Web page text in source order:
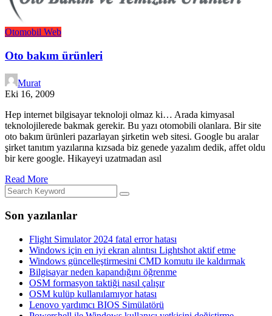
Otomobil Web
Oto bakım ürünleri
Murat
Eki 16, 2009
Hep internet bilgisayar teknoloji olmaz ki… Arada kimyasal
teknolojilerede bakmak gerekir. Bu yazı otomobili olanlara. Bir site
oto bakım ürünleri pazarlayan şirketin web sitesi. Google bu aralar
şirket tanıtım yazılarına kızsada biz genede yazalım dedik, affet oldu
bir kere google. Hikayeyi uzatmadan asıl
Read More
Son yazılanlar
Flight Simulator 2024 fatal error hatası
Windows için en iyi ekran alıntısı Lightshot aktif etme
Windows güncelleştirmesini CMD komutu ile kaldırmak
Bilgisayar neden kapandığını öğrenme
OSM formasyon taktiği nasıl çalışır
OSM kulüp kullanılamıyor hatası
Lenovo yardımcı BIOS Simülatörü